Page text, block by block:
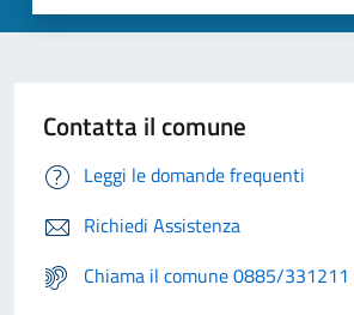
Contatta il comune
Leggi le domande frequenti
Richiedi Assistenza
Chiama il comune 0885/331211